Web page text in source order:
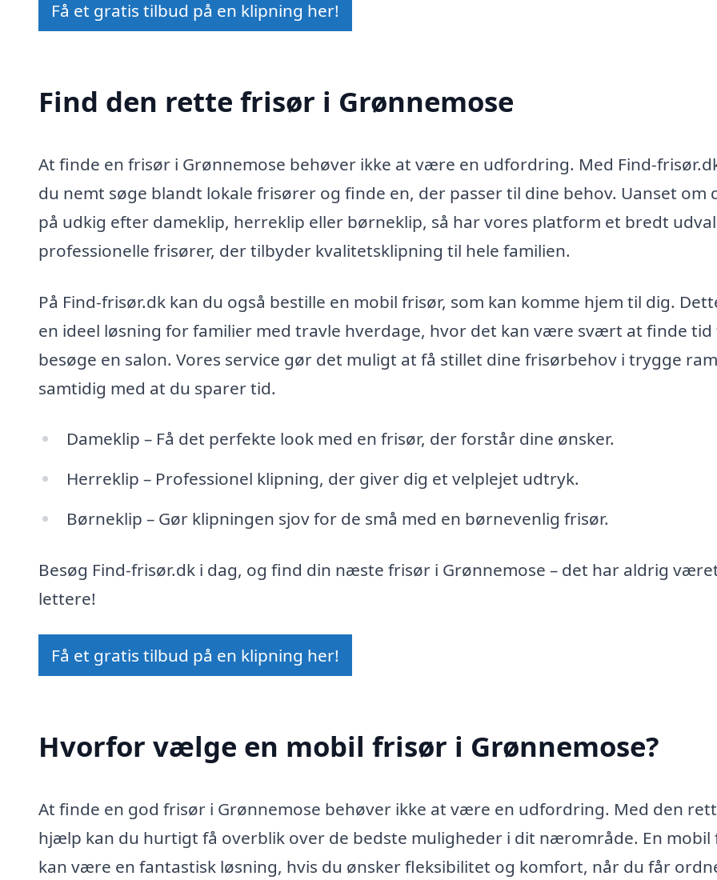
Få et gratis tilbud på en klipning her!
Find den rette frisør i Grønnemose
At finde en frisør i Grønnemose behøver ikke at være en udfordring. Med Find-
du nemt søge blandt lokale frisører og finde en, der passer til dine behov. Uanset om
på udkig efter dameklip, herreklip eller børneklip, så har vores platform et bredt
professionelle frisører, der tilbyder kvalitetsklipning til hele familien.
På Find-frisør.dk kan du også bestille en mobil frisør, som kan komme hjem til dig.
en ideel løsning for familier med travle hverdage, hvor det kan være svært at finde tid
besøge en salon. Vores service gør det muligt at få stillet dine frisørbehov i trygge
samtidig med at du sparer tid.
Dameklip – Få det perfekte look med en frisør, der forstår dine ønsker.
Herreklip – Professionel klipning, der giver dig et velplejet udtryk.
Børneklip – Gør klipningen sjov for de små med en børnevenlig frisør.
Besøg Find-frisør.dk i dag, og find din næste frisør i Grønnemose – det har aldrig
lettere!
Få et gratis tilbud på en klipning her!
Hvorfor vælge en mobil frisør i Grønnemose?
At finde en god frisør i Grønnemose behøver ikke at være en udfordring. Med den
hjælp kan du hurtigt få overblik over de bedste muligheder i dit nærområde. En mobil
kan være en fantastisk løsning, hvis du ønsker fleksibilitet og komfort, når du får